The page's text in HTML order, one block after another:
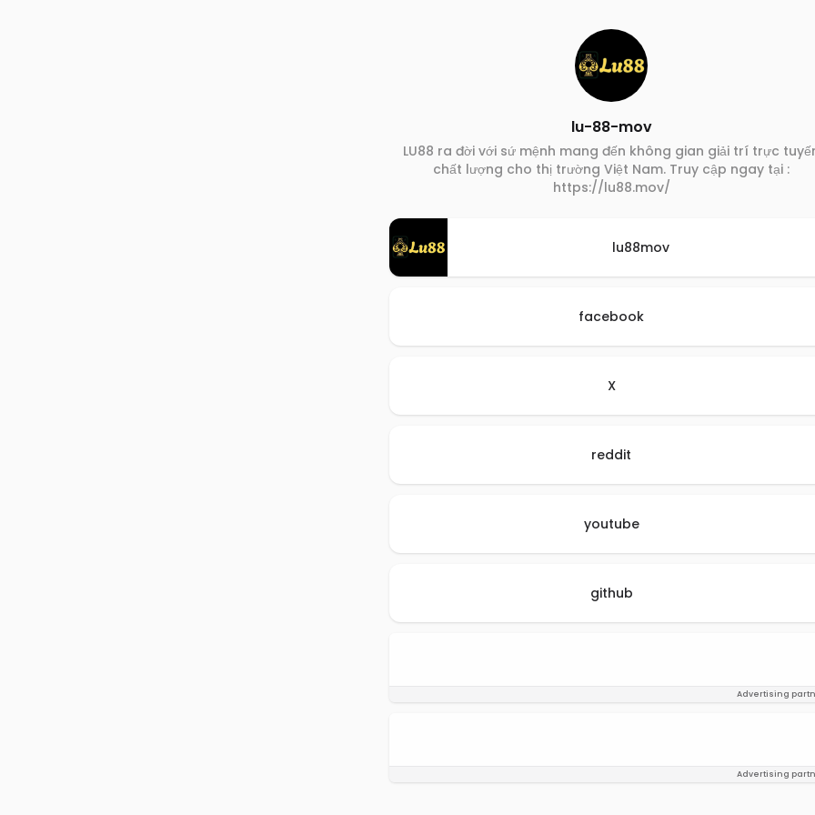
lu-88-mov
LU88 ra đời với sứ mệnh mang đến không gian giải trí trực
chất lượng cho thị trường Việt Nam. Truy cập ngay tại :
https://lu88.mov/
lu88mov
facebook
X
reddit
youtube
github
Advertising
Advertising